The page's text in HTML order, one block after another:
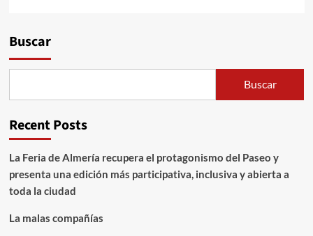
Buscar
Buscar
Recent Posts
La Feria de Almería recupera el protagonismo del Paseo y
presenta una edición más participativa, inclusiva y abierta a
toda la ciudad
La malas compañías